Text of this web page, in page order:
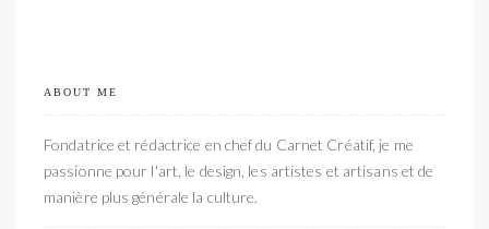
ABOUT ME
Fondatrice et rédactrice en chef du Carnet Créatif, je me
passionne pour l'art, le design, les artistes et artisans et de
manière plus générale la culture.